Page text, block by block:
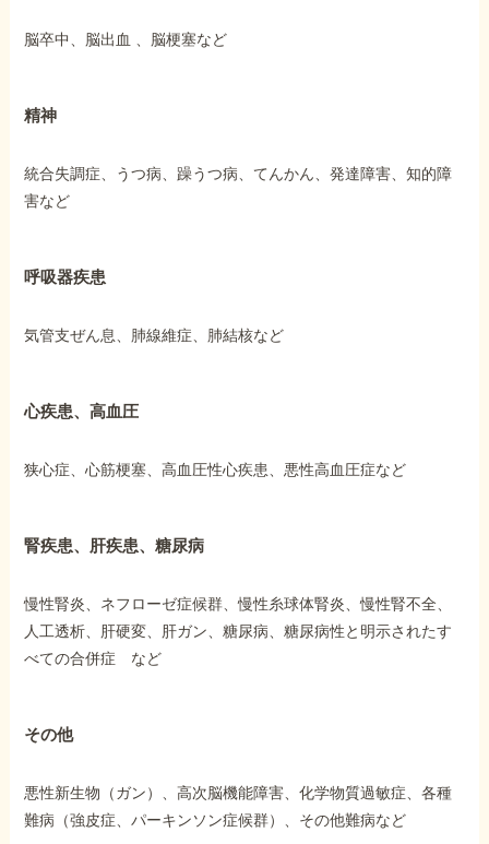
脳卒中、脳出血 、脳梗塞など
精神
統合失調症、うつ病、躁うつ病、てんかん、発達障害、知的障
害など
呼吸器疾患
気管支ぜん息、肺線維症、肺結核など
心疾患、高血圧
狭心症、心筋梗塞、高血圧性心疾患、悪性高血圧症など
腎疾患、肝疾患、糖尿病
慢性腎炎、ネフローゼ症候群、慢性糸球体腎炎、慢性腎不全、
人工透析、肝硬変、肝ガン、糖尿病、糖尿病性と明示されたす
べての合併症 など
その他
悪性新生物（ガン）、高次脳機能障害、化学物質過敏症、各種
難病（強皮症、パーキンソン症候群）、その他難病など